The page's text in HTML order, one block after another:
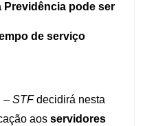
Previdência pode ser
de serviço
– STFdecidirá nesta
aos servidores